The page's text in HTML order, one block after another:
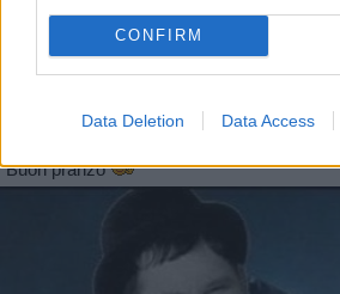
CONFIRM
Data Deletion Data Access
26 Maggio 2021 - 8.592 visualizzazioni
Buon pranzo